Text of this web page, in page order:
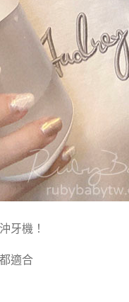
牙機！
適合